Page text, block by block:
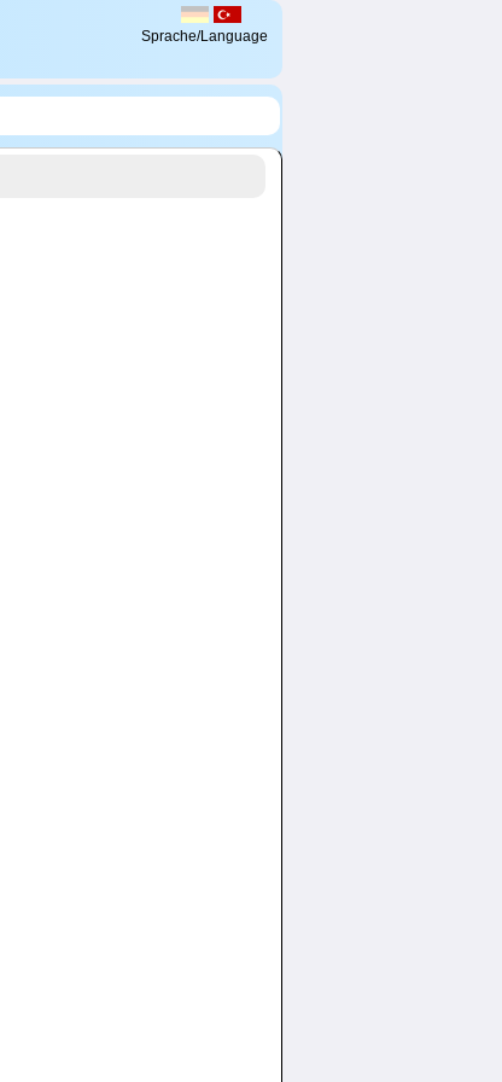
Sprache/Language